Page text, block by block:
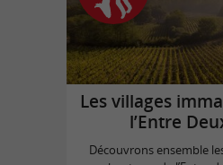
Les villages
l’Entre
Découvrons ensemble